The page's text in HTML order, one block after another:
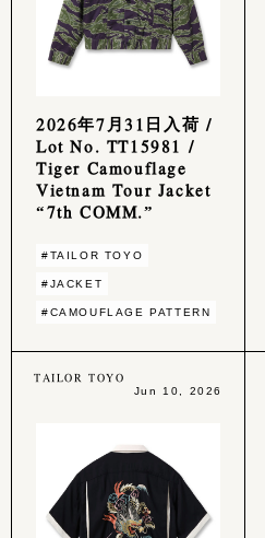
2026年7月31日入荷 /
Lot No. TT15981 /
Tiger Camouflage
Vietnam Tour Jacket
“7th COMM.”
#TAILOR TOYO
#JACKET
#CAMOUFLAGE PATTERN
TAILOR TOYO
Jun 10, 2026